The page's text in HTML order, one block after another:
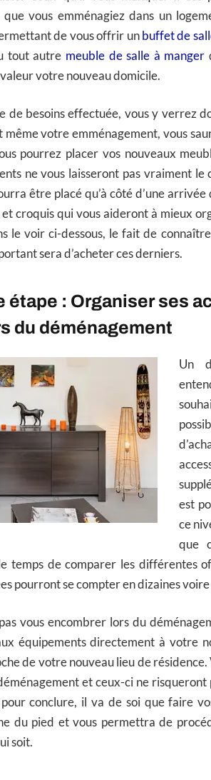
que vous emménagiez dans un
de vous offrir un buffet de
tout autre meuble de salle à manger
votre nouveau domicile.
de besoins effectuée, vous y verrez
même votre emménagement, vous
pourrez placer vos nouveaux
ne vous laisseront pas vraiment le
être placé qu’à côté d’une arrivée
croquis qui vous aideront à mieux
le voir ci-dessous, le fait de
sera d’acheter ces derniers.
étape : Organiser ses
du déménagement
Un
est
ce
que
temps de comparer les différentes
pourront se compter en dizaines voire
vous encombrer lors du
équipements directement à votre
de votre nouveau lieu de
et ceux-ci ne risqueront
conclure, il va de soi que faire
du pied et vous permettra de
soit.